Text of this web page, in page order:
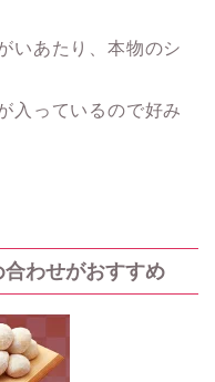
いあたり、本物のシ
入っているので好み
わせがおすすめ